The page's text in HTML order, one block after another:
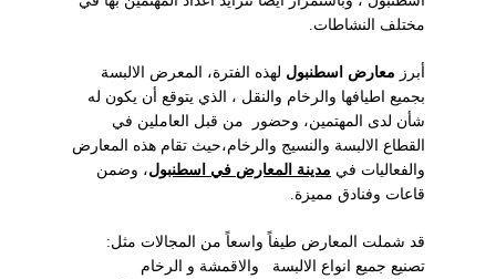
مختلف النشاطات.
أبرز معارض اسطنبول لهذه الفترة، المعرض الالبسة
بجميع اطيافها والرخام والنقل ، الذي يتوقع أن يكون له
شأن لدى المهتمين، وحضور من قبل العاملين في
القطاع الالبسة والنسيج والرخام،حيث تقام هذه المعارض
والفعاليات في مدينة المعارض في اسطنبول، وضمن
قاعات وفنادق مميزة.
قد شملت المعارض طيفاً واسعاً من المجالات مثل:
تصنيع جميع انواع الالبسة والاقمشة و الرخام